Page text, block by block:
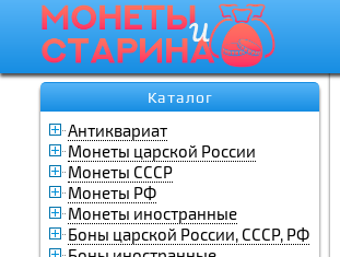
Каталог
Антиквариат
Монеты царской России
Монеты СССР
Монеты РФ
Монеты иностранные
Боны царской России, СССР, РФ